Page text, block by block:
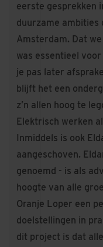
eerste gesprekken
duurzame ambities
Amsterdam. Dat
was essentieel
je pas later
blijft het een
z’n allen hoog te
Elektrisch werken
Inmiddels is ook
aangeschoven.
genoemd - is als
hoogte van alle
Oranje Loper een
doelstellingen in
dit project is dat